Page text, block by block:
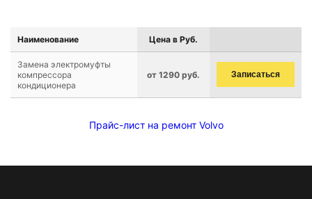
Наименование Цена в Руб.
Замена электромуфты
компрессора
кондиционера
от 1290 руб. Записаться
Прайс-лист на ремонт Volvo